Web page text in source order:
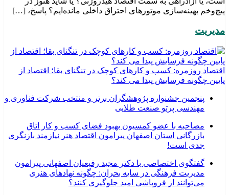
پیچ‌وخم بهینه‌سازی موتورهای احتراق داخلی مانده‌ایم؟ پاسخ، […]
مدیریت
اقتصاد روزمره: کسب‌ و کارهای کوچک در تنگنای بقا؛ اقتصاد از
پایین چگونه فرسایش پیدا می کند؟
پنجمین جشنواره پژوهشگران برتر و منتخب شرکت فناوری و
مهندسی پرتو صنعت طلایی
مصاحبه با عضو کمسیون بهبود فضای کسب و کار اتاق
بازرگانی استان اصفهان پیرامون اقتصاد هنر نیازمند بازنگری
جدی است!
گفتگوی اختصاصی با دکتر مجید رفیعیان اصفهانی پیرامون
مدیریت فرهنگی در سایه بحران: چگونه نهادهای هنری
می‌توانند از فروپاشی امید جلوگیری کنند؟